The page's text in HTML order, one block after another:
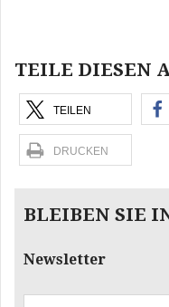
TEILE DIESEN
TEILEN
DRUCKEN
BLEIBEN SIE
Newsletter